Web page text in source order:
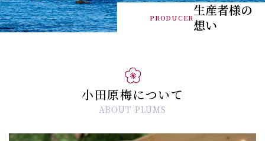
PRODUCER生産者様の
想い
小田原梅について
ABOUT PLUMS